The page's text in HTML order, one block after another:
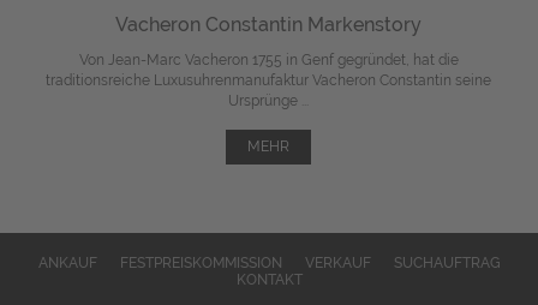
Vacheron Constantin Markenstory
Von Jean-Marc Vacheron 1755 in Genf gegründet, hat die
traditionsreiche Luxusuhrenmanufaktur Vacheron Constantin seine
Ursprünge ...
MEHR
ANKAUF FESTPREISKOMMISSION VERKAUF
SUCHAUFTRAG
KONTAKT